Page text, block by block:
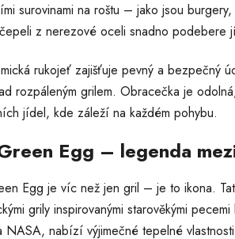
surovinami na roštu – jako jsou
z nerezové oceli snadno podebere
rukojeť zajišťuje pevný a bezpečný
rozpáleným grilem. Obracečka je
jídel, kde záleží na každém pohybu.
Egg – legenda
Egg je víc než jen gril – je to ikona.
grily inspirovanými starověkými
NASA, nabízí výjimečné tepelné